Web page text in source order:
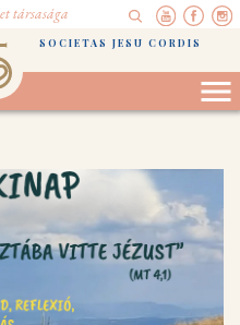
társasága
SOCIETAS JESU CORDIS